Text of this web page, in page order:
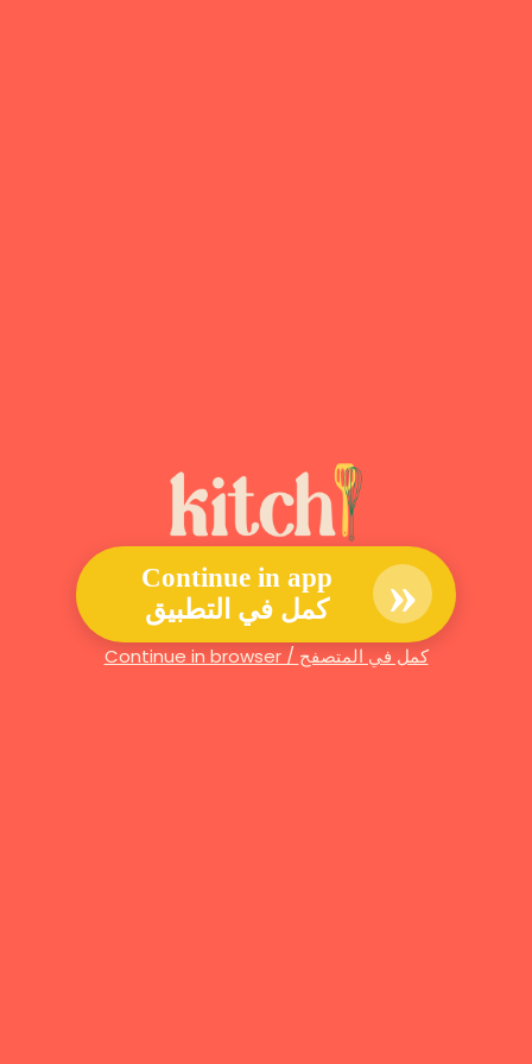
Continue in app
كمل في التطبيق
»
Continue in browser / كمل في المتصفح